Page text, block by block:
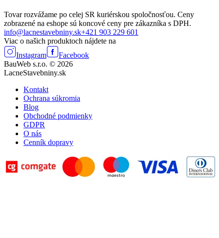
Tovar rozvážame po celej SR kuriérskou spoločnosťou. Ceny
zobrazené na eshope sú koncové ceny pre zákazníka s DPH.
info@lacnestavebniny.sk+421 903 229 601
Viac o našich produktoch nájdete na
Instagram
Facebook
BauWeb s.r.o. © 2026
LacneStavebniny.sk
Kontakt
Ochrana súkromia
Blog
Obchodné podmienky
GDPR
O nás
Cenník dopravy